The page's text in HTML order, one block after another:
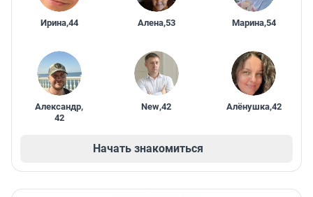
Ирина,44 Алена,53 Марина,54
Александр,
42
New,42 Алёнушка,42
Начать знакомиться